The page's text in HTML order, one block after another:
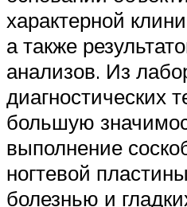
характерной
а также
анализов. Из
диагностических
большую
выполнение
ногтевой
болезнью и